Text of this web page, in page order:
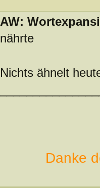
AW:
nährte
Nichts ähnelt
Danke